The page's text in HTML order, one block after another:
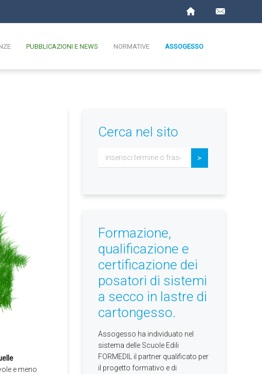
PUBBLICAZIONI E NEWS NORMATIVE ASSOGESSO
e meno
Cerca nel sito
Cerca... >
Formazione,
qualificazione e
certificazione dei
posatori di sistemi
a secco in lastre di
cartongesso.
Assogesso ha individuato nel
sistema delle Scuole Edili
FORMEDIL il partner qualificato per
il progetto formativo e di